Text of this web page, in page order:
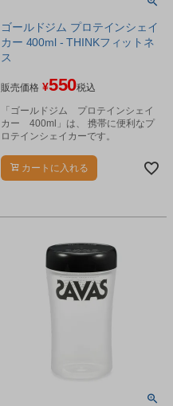
ゴールドジム プロテインシェイ
カー 400ml - THINKフィットネ
ス
販売価格 ¥550税込
「ゴールドジム プロテインシェイ
カー 400ml」は、 携帯に便利なプ
ロテインシェイカーです。
カートに入れる